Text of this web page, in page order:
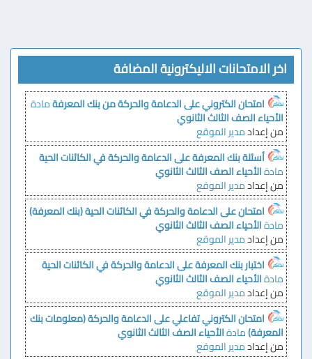
اخر الامتحانات الاليكترونية المضافة
امتحان الكتروني على الدعامة والحركة من بنك المعرفةمادة
الأحياء الصف الثالث الثانوي
من إعدادمدير الموقع
أسئلة بنك المعرفة على الدعامة والحركة في الكائنات الحية
مادةالأحياء الصف الثالث الثانوي
من إعدادمدير الموقع
امتحان على الدعامة والحركة في الكائنات الحية (بنك المعرفة)
مادةالأحياء الصف الثالث الثانوي
من إعدادمدير الموقع
اختبار بنك المعرفة على الدعامة والحركة في الكائنات الحية
مادةالأحياء الصف الثالث الثانوي
من إعدادمدير الموقع
امتحان الكتروني تفاعلي على الدعامة والحركة (معلومات بنك
المعرفة)مادةالأحياء الصف الثالث الثانوي
من إعدادمدير الموقع